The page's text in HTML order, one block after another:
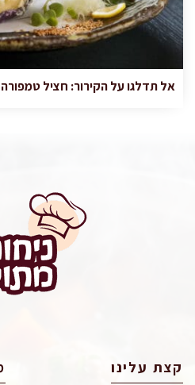
אל תדלגו על הקירור: חציל
קצת עלינו